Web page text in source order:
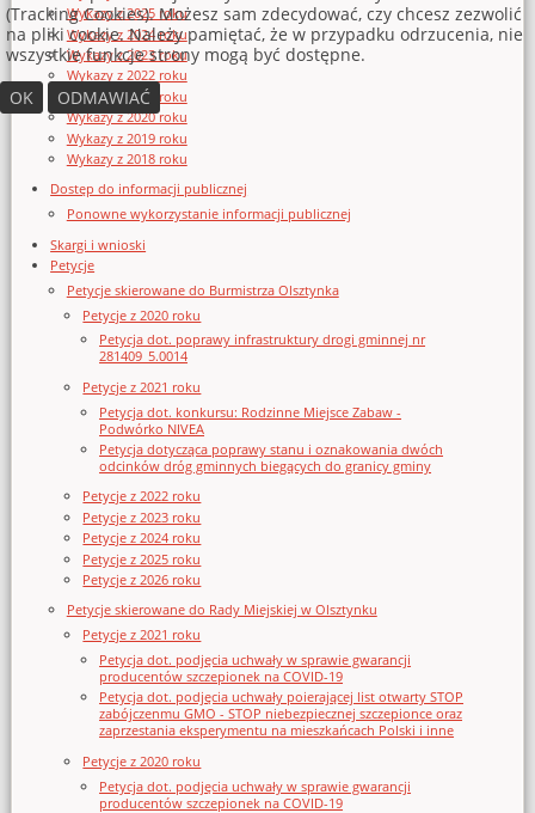
Wykazy z 2025 roku
Wykazy z 2024 roku
Wykazy z 2023 roku
Wykazy z 2022 roku
Wykazy z 2021 roku
Wykazy z 2020 roku
Wykazy z 2019 roku
Wykazy z 2018 roku
Dostęp do informacji publicznej
Ponowne wykorzystanie informacji publicznej
Skargi i wnioski
Petycje
Petycje skierowane do Burmistrza Olsztynka
Petycje z 2020 roku
Petycja dot. poprawy infrastruktury drogi gminnej nr
281409_5.0014
Petycje z 2021 roku
Petycja dot. konkursu: Rodzinne Miejsce Zabaw -
Podwórko NIVEA
Petycja dotycząca poprawy stanu i oznakowania dwóch
odcinków dróg gminnych biegących do granicy gminy
Petycje z 2022 roku
Petycje z 2023 roku
Petycje z 2024 roku
Petycje z 2025 roku
Petycje z 2026 roku
Petycje skierowane do Rady Miejskiej w Olsztynku
Petycje z 2021 roku
Petycja dot. podjęcia uchwały w sprawie gwarancji
producentów szczepionek na COVID-19
Petycja dot. podjęcia uchwały poierającej list otwarty STOP
zabójczenmu GMO - STOP niebezpiecznej szczepionce oraz
zaprzestania eksperymentu na mieszkańcach Polski i inne
Petycje z 2020 roku
Petycja dot. podjęcia uchwały w sprawie gwarancji
producentów szczepionek na COVID-19
(Tracking Cookies). Możesz sam zdecydować, czy chcesz zezwolić
na pliki cookie. Należy pamiętać, że w przypadku odrzucenia, nie
wszystkie funkcje strony mogą być dostępne.
OK
ODMAWIAĆ